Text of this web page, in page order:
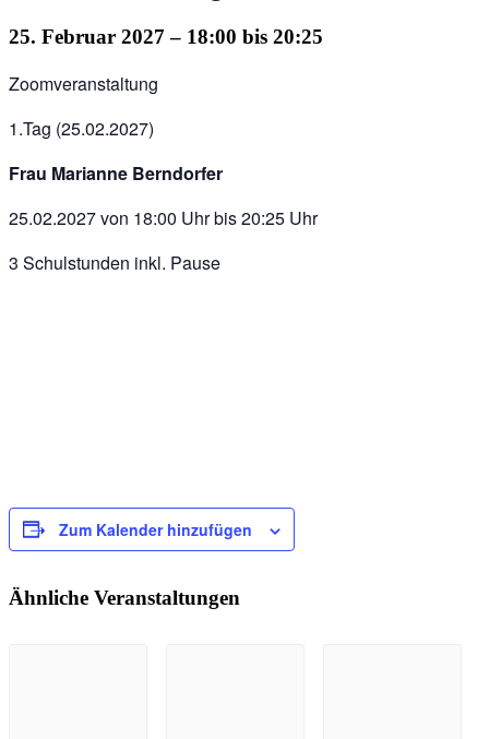
25. Februar 2027 – 18:00 bis 20:25
Zoomveranstaltung
1.Tag (25.02.2027)
Frau Marianne Berndorfer
25.02.2027 von 18:00 Uhr bis 20:25 Uhr
3 Schulstunden inkl. Pause
Zum Kalender hinzufügen
Ähnliche Veranstaltungen